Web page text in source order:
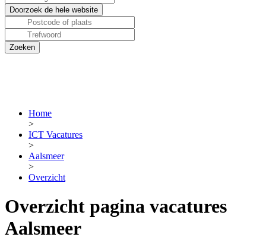
Home
>
ICT Vacatures
>
Aalsmeer
>
Overzicht
Overzicht pagina vacatures
Aalsmeer